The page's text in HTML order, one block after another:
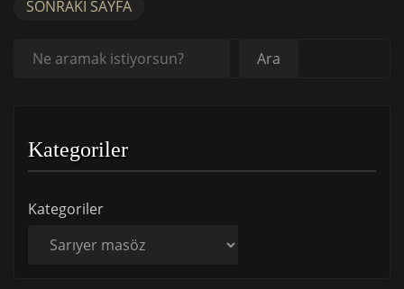
SONRAKI SAYFA
Ara Ara
Kategoriler
Kategoriler